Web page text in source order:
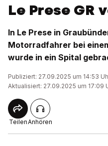
Le Prese GR
In Le Prese in
Motorradfahrer bei
wurde in ein Spital
Publiziert: 27.09.2025 um 14:53
Aktualisiert: 27.09.2025 um 17:09
TeilenAnhören